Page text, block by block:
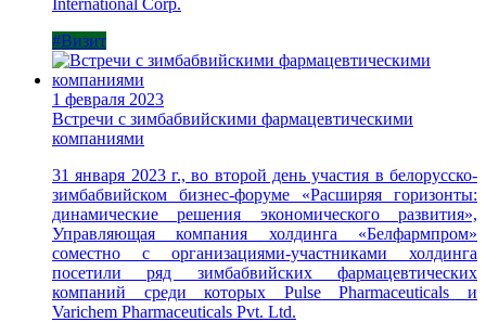
#Визит
1 февраля 2023
Встречи с зимбабвийскими фармацевтическими
компаниями
31 января 2023 г., во второй день участия в белорусско-
зимбабвийском бизнес-форуме «Расширяя горизонты:
динамические решения экономического развития»,
Управляющая компания холдинга «Белфармпром»
соместно с организациями-участниками холдинга
посетили ряд зимбабвийских фармацевтических
компаний среди которых Pulse Pharmaceuticals и
Varichem Pharmaceuticals Pvt. Ltd.